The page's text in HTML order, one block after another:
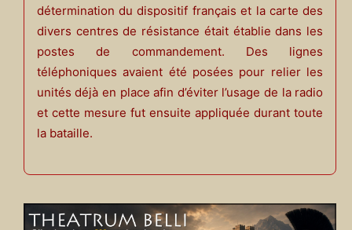
détermination du dispositif français et la carte des
divers centres de résistance était établie dans les
postes de commandement. Des lignes
téléphoniques avaient été posées pour relier les
unités déjà en place afin d’éviter l’usage de la radio
et cette mesure fut ensuite appliquée durant toute
la bataille.